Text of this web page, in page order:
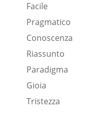
Facile
Pragmatico
Conoscenza
Riassunto
Paradigma
Gioia
Tristezza